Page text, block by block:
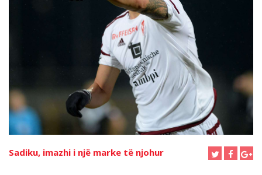
Sadiku, imazhi i një marke të njohur